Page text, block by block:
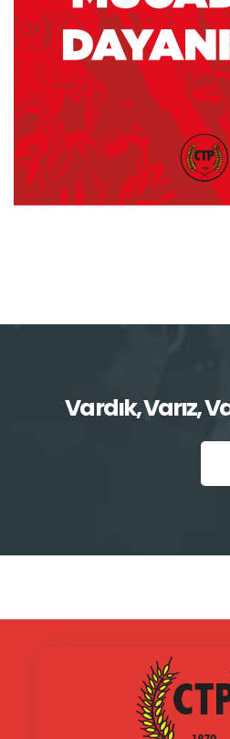
Vardık, Varız,